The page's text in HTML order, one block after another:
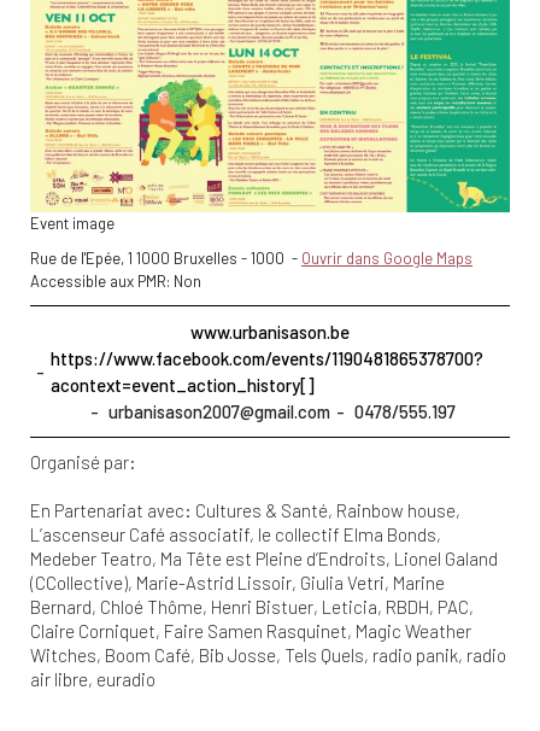
Event image
Rue de l'Epée, 1 1000 Bruxelles -1000 - Ouvrir dans Google Maps
Accessible aux PMR: Non
www.urbanisason.be
https://www.facebook.com/events/1190481865378700?
acontext=event_action_history[]
urbanisason2007@gmail.com
0478/555.197
Organisé par:
En Partenariat avec: Cultures & Santé Rainbow house
L’ascenseur Café associatif le collectif Elma Bonds
Medeber Teatro Ma Tête est Pleine d’Endroits Lionel Galand
(CCollective) Marie-Astrid Lissoir Giulia Vetri Marine
Bernard Chloé Thôme Henri Bistuer Leticia RBDH PAC
Claire Corniquet Faire Samen Rasquinet Magic Weather
Witches Boom Café Bib Josse Tels Quels radio panik radio
air libre euradio